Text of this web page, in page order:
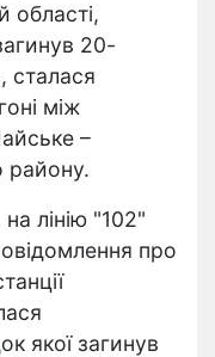
області,
20-
сталася
між
–
району.
лінію "102"
про
якої загинув